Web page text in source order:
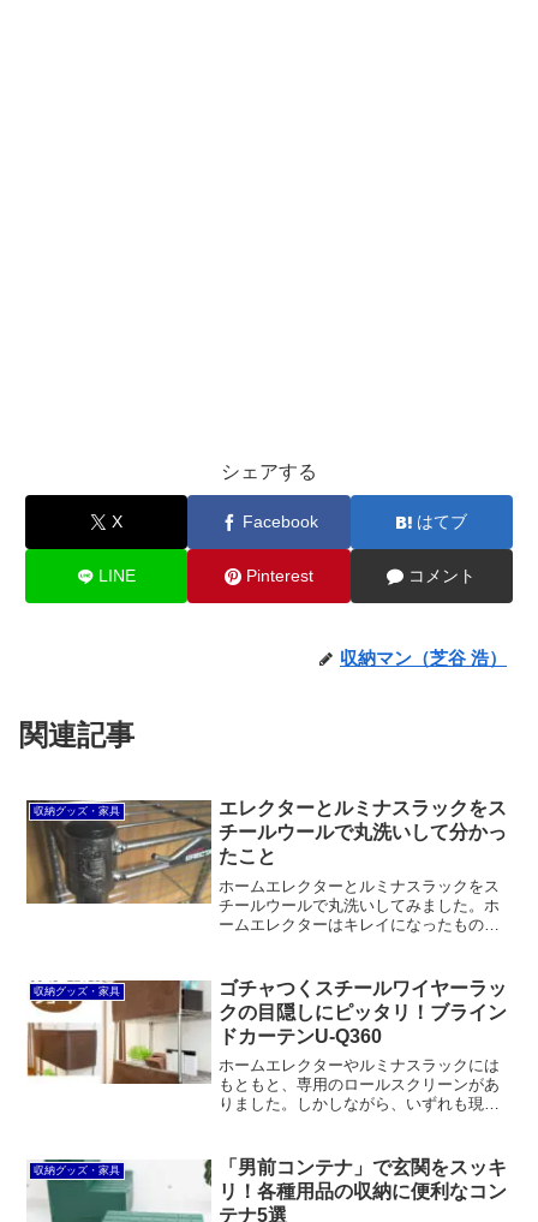
シェアする
X Facebook はてブ
LINE Pinterest コメント
収納マン（芝谷 浩）
関連記事
収納グッズ・家具
エレクターとルミナスラックをス
チールウールで丸洗いして分かっ
たこと
ホームエレクターとルミナスラックをス
チールウールで丸洗いしてみました。ホ
ームエレクターはキレイになったもの
ングされていない旧仕様のルミナススリ
ムはキレイになりました。
収納グッズ・家具
ゴチャつくスチールワイヤーラッ
クの目隠しにピッタリ！ブライン
ドカーテンU-Q360
ホームエレクターやルミナスラックには
もともと、専用のロールスクリーンがあ
りました。しかしながら、いずれも現在
のの、市販のロールスクリーンと比べて
割高感があり、使い勝手も...
収納グッズ・家具
「男前コンテナ」で玄関をスッキ
リ！各種用品の収納に便利なコン
テナ5選